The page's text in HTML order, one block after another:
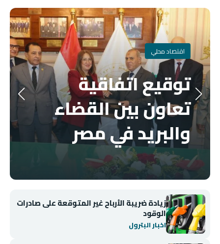
اقتصاد محلي
توقيع اتفاقية
تعاون بين القضاء
والبريد في مصر
زيادة ضريبة الأرباح غير المتوقعة على صادرات
الوقود
اخبار البترول